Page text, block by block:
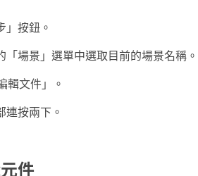
」按鈕。
「場景」選單中選取目前的場景名稱。
輯文件」。
連按兩下。
件